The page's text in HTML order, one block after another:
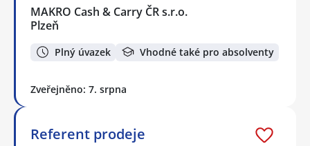
MAKRO Cash & Carry ČR s.r.o.
Plzeň
Plný úvazek Vhodné také pro absolventy
Zveřejněno: 7. srpna
Referent prodeje